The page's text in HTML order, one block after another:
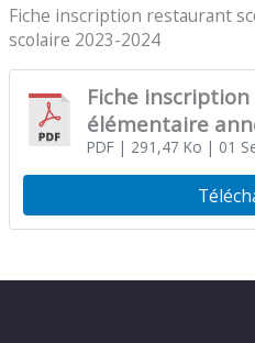
Fiche inscription restaurant
scolaire 2023-2024
Fiche
élémentaire
PDF| 291,47 Ko | 01